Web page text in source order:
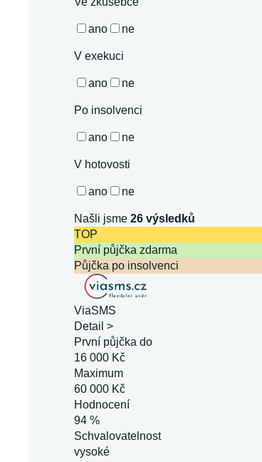
ano ne
V exekuci
ano ne
Po insolvenci
ano ne
V hotovosti
ano ne
Našli jsme 26 výsledků
TOP
První půjčka zdarma
Půjčka po insolvenci
ViaSMS
Detail >
První půjčka do
16 000 Kč
Maximum
60 000 Kč
Hodnocení
94 %
Schvalovatelnost
vysoké